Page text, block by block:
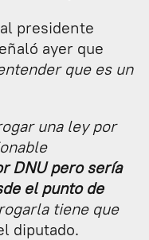
presidente
ayer que
que es un
una ley por
DNU pero sería
el punto de
tiene que
diputado.